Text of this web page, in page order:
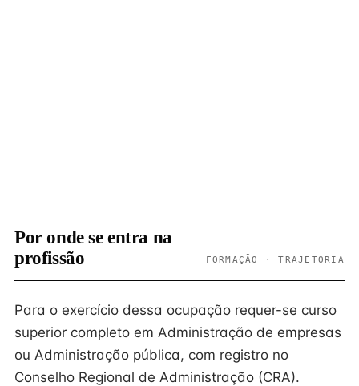
Por onde se entra na
profissão
FORMAÇÃO · TRAJETÓRIA
Para o exercício dessa ocupação requer-se curso
superior completo em Administração de empresas
ou Administração pública, com registro no
Conselho Regional de Administração (CRA).